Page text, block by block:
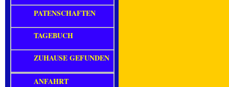
PATENSCHAFTEN
TAGEBUCH
ZUHAUSE GEFUNDEN
ANFAHRT